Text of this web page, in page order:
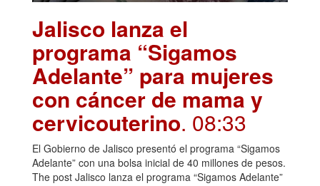
Jalisco lanza el
programa “Sigamos
Adelante” para mujeres
con cáncer de mama y
cervicouterino. 08:33
El Gobierno de Jalisco presentó el programa “Sigamos
Adelante” con una bolsa inicial de 40 millones de pesos.
The post Jalisco lanza el programa “Sigamos Adelante”